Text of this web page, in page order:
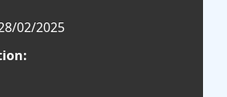
02/2025